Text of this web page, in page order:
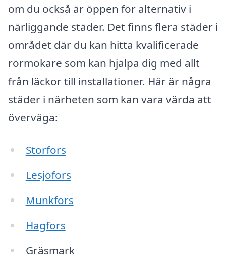
om du också är öppen för alternativ i
närliggande städer. Det finns flera städer i
området där du kan hitta kvalificerade
rörmokare som kan hjälpa dig med allt
från läckor till installationer. Här är några
städer i närheten som kan vara värda att
överväga:
Storfors
Lesjöfors
Munkfors
Hagfors
Gräsmark